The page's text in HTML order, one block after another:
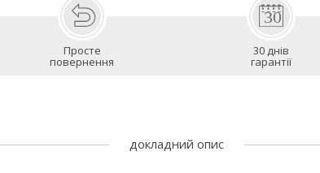
Просте
повернення
30 днів
гарантії
докладний опис